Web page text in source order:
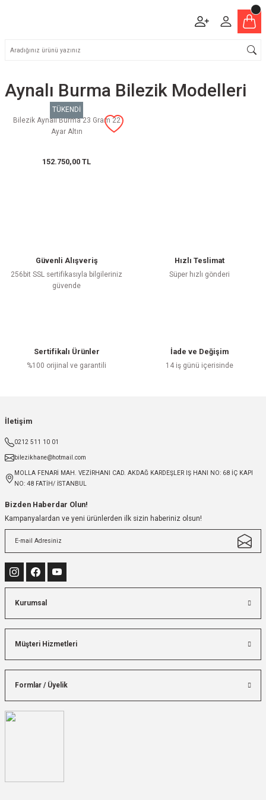
Aynalı Burma Bilezik Modelleri
TÜKENDİ
Bilezik Aynalı Burma 23 Gram 22
Ayar Altın
152.750,00 TL
Güvenli Alışveriş
256bit SSL sertifikasıyla bilgileriniz
güvende
Hızlı Teslimat
Süper hızlı gönderi
Sertifikalı Ürünler
%100 orijinal ve garantili
İade ve Değişim
14 iş günü içerisinde
İletişim
0212 511 10 01
bilezikhane@hotmail.com
MOLLA FENARİ MAH. VEZİRHANI CAD. AKDAĞ KARDEŞLER IŞ HANI NO: 68 İÇ KAPI
NO: 48 FATİH/ İSTANBUL
Bizden Haberdar Olun!
Kampanyalardan ve yeni ürünlerden ilk sizin haberiniz olsun!
Kurumsal
Müşteri Hizmetleri
Formlar / Üyelik